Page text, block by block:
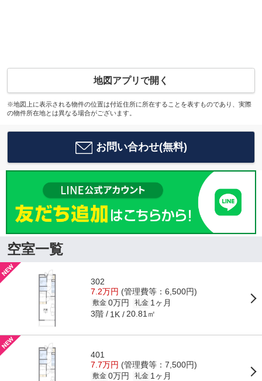
地図アプリで開く
※地図上に表示される物件の位置は付近住所に所在することを表すものであり、実際
の物件所在地とは異なる場合がございます。
お問い合わせ(無料)
空室一覧
302
7.2万円 (管理費等：6,500円)
敷金 0万円 礼金 1ヶ月
3階 1K 20.81㎡
401
7.7万円 (管理費等：7,500円)
敷金 0万円 礼金 1ヶ月